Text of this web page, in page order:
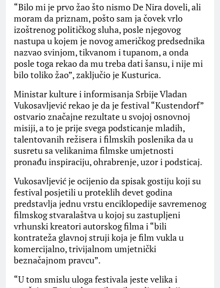
“Bilo mi je prvo žao što nismo De Nira doveli, ali
moram da priznam, pošto sam ja čovek vrlo
izoštrenog političkog sluha, posle njegovog
nastupa u kojem je novog američkog predsednika
nazvao svinjom, tikvanom i tupanom, a onda
posle toga rekao da mu treba dati šansu, i nije mi
bilo toliko žao”, zaključio je Kusturica.
Ministar kulture i informisanja Srbije Vladan
Vukosavljević rekao je da je festival “Kustendorf”
ostvario značajne rezultate u svojoj osnovnoj
misiji, a to je prije svega podsticanje mladih,
talentovanih režisera i filmskih poslenika da u
susretu sa velikanima filmske umjetnosti
pronađu inspiraciju, ohrabrenje, uzor i podsticaj.
Vukosavljević je ocijenio da spisak gostiju koji su
festival posjetili u proteklih devet godina
predstavlja jednu vrstu enciklopedije savremenog
filmskog stvaralaštva u kojoj su zastupljeni
vrhunski kreatori autorskog filma i “bili
kontrateža glavnoj struji koja je film vukla u
komercijalno, trivijalnom umjetnički
beznačajnom pravcu”.
“U tom smislu uloga festivala jeste velika i